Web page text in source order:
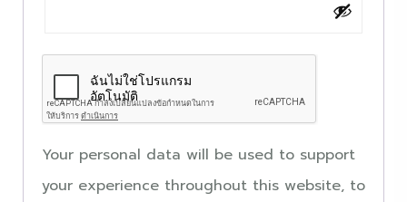
Your personal data will be used to support
your experience throughout this website, to